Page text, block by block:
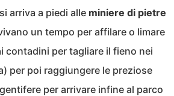
arriva a piedi alle miniere di pietre
un tempo per affilare o limare
contadini per tagliare il fieno nei
per poi raggiungere le preziose
per arrivare infine al parco